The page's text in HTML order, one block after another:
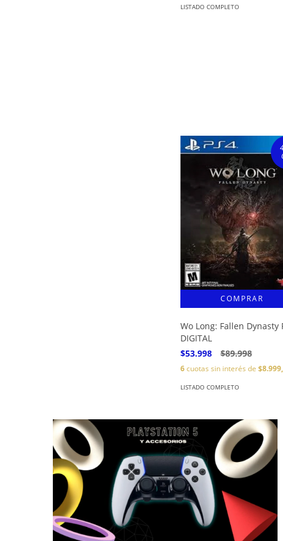
LISTADO COMPLETO
Wo Long: Fallen Dynasty
DIGITAL
$53.998
$89.998
6cuotas sin interés de
LISTADO COMPLETO